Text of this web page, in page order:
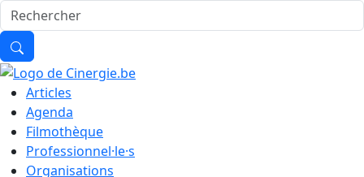
Articles
Agenda
Filmothèque
Professionnel·le·s
Organisations